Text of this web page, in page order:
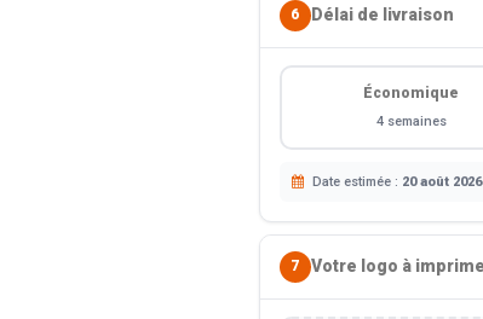
6 Délai de livraison
Économique
4 semaines
Date estimée : 20 août 2026
7 Votre logo à